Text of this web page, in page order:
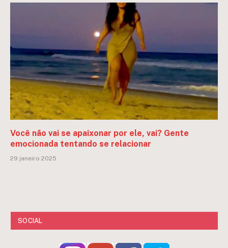
Você não vai se apaixonar por ele, vai? Gente
emocionada tentando se relacionar
29 janeiro 2025
SOCIAL